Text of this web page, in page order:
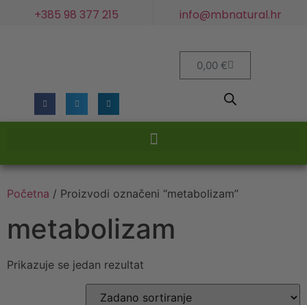
+385 98 377 215 info@mbnatural.hr
0,00 €
Početna / Proizvodi označeni “metabolizam”
metabolizam
Prikazuje se jedan rezultat